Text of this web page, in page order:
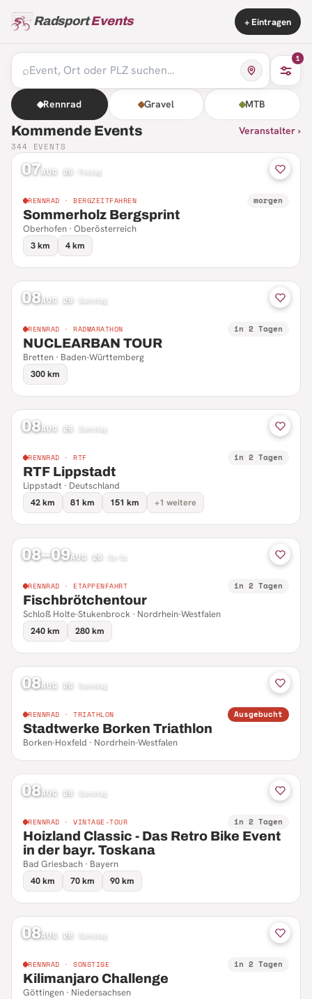
RadsportEvents + Eintragen
⌕
1
Rennrad Gravel MTB
Kommende Events Veranstalter ›
344 EVENTS
07AUG 26 Freitag
RENNRAD · BERGZEITFAHREN morgen
Sommerholz Bergsprint
Oberhofen · Oberösterreich
3 km
4 km
08AUG 26 Samstag
RENNRAD · RADMARATHON in 2 Tagen
NUCLEARBAN TOUR
Bretten · Baden-Württemberg
300 km
08AUG 26 Samstag
RENNRAD · RTF in 2 Tagen
RTF Lippstadt
Lippstadt · Deutschland
42 km
81 km 151 km +1 weitere
08–09AUG 26 Sa–So
RENNRAD · ETAPPENFAHRT in 2 Tagen
Fischbrötchentour
Schloß Holte-Stukenbrock · Nordrhein-Westfalen
240 km
280 km
08AUG 26 Samstag
RENNRAD · TRIATHLON Ausgebucht
Stadtwerke Borken Triathlon
Borken-Hoxfeld · Nordrhein-Westfalen
08AUG 26 Samstag
RENNRAD · VINTAGE-TOUR in 2 Tagen
Hoizland Classic - Das Retro Bike Event
in der bayr. Toskana
Bad Griesbach · Bayern
40 km
70 km 90 km
08AUG 26 Samstag
RENNRAD · SONSTIGE in 2 Tagen
Kilimanjaro Challenge
Göttingen · Niedersachsen